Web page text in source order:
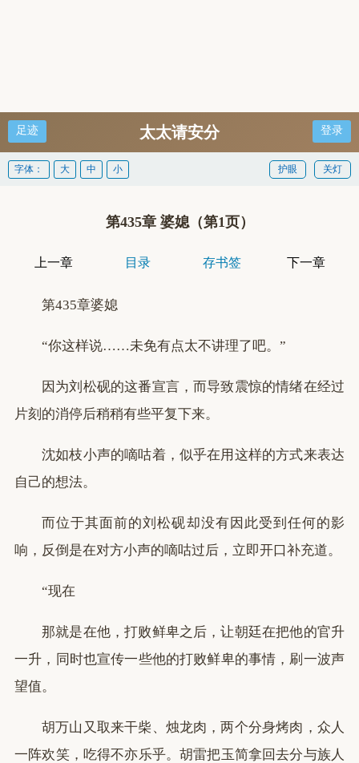
足迹 太太请安分 登录
关灯
护眼
字体： 大 中 小
第435章 婆媳（第1页）
上一章 目录 存书签 下一章
第435章婆媳
“你这样说……未免有点太不讲理了吧。”
因为刘松砚的这番宣言，而导致震惊的情绪在经过
片刻的消停后稍稍有些平复下来。
沈如枝小声的嘀咕着，似乎在用这样的方式来表达
自己的想法。
而位于其面前的刘松砚却没有因此受到任何的影
响，反倒是在对方小声的嘀咕过后，立即开口补充道。
“现在
那就是在他，打败鲜卑之后，让朝廷在把他的官升
一升，同时也宣传一些他的打败鲜卑的事情，刷一波声
望值。
胡万山又取来干柴、烛龙肉，两个分身烤肉，众人
一阵欢笑，吃得不亦乐乎。胡雷把玉简拿回去分与族人